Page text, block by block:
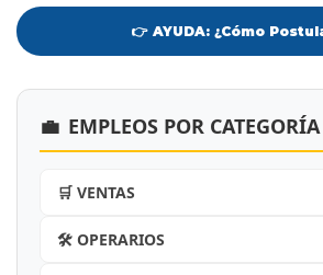
👉 AYUDA: ¿Cómo
💼 EMPLEOS POR CATEGORÍA
🛒 VENTAS
🛠️ OPERARIOS